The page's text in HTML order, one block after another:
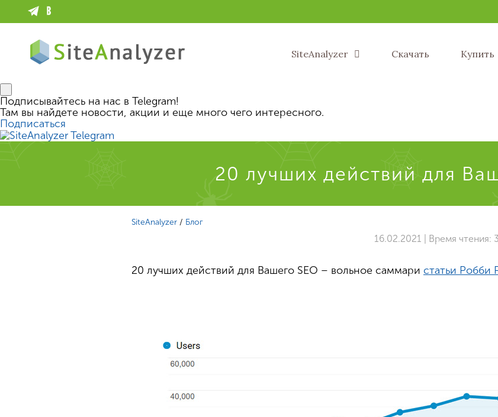
SiteAnalyzer Скачать Купить
Подписывайтесь на нас в Telegram!
Там вы найдете новости, акции и еще много чего интересного.
Подписаться
20 лучших действий для
SiteAnalyzer / Блог
16.02.2021 | Время чтения:
20 лучших действий для Вашего SEO – вольное саммари статьи Робби